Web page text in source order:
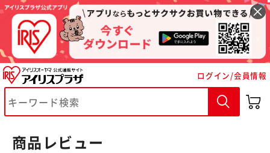
ログイン/会員情報
商品レビュー
※ご確認ください
カートに入れる